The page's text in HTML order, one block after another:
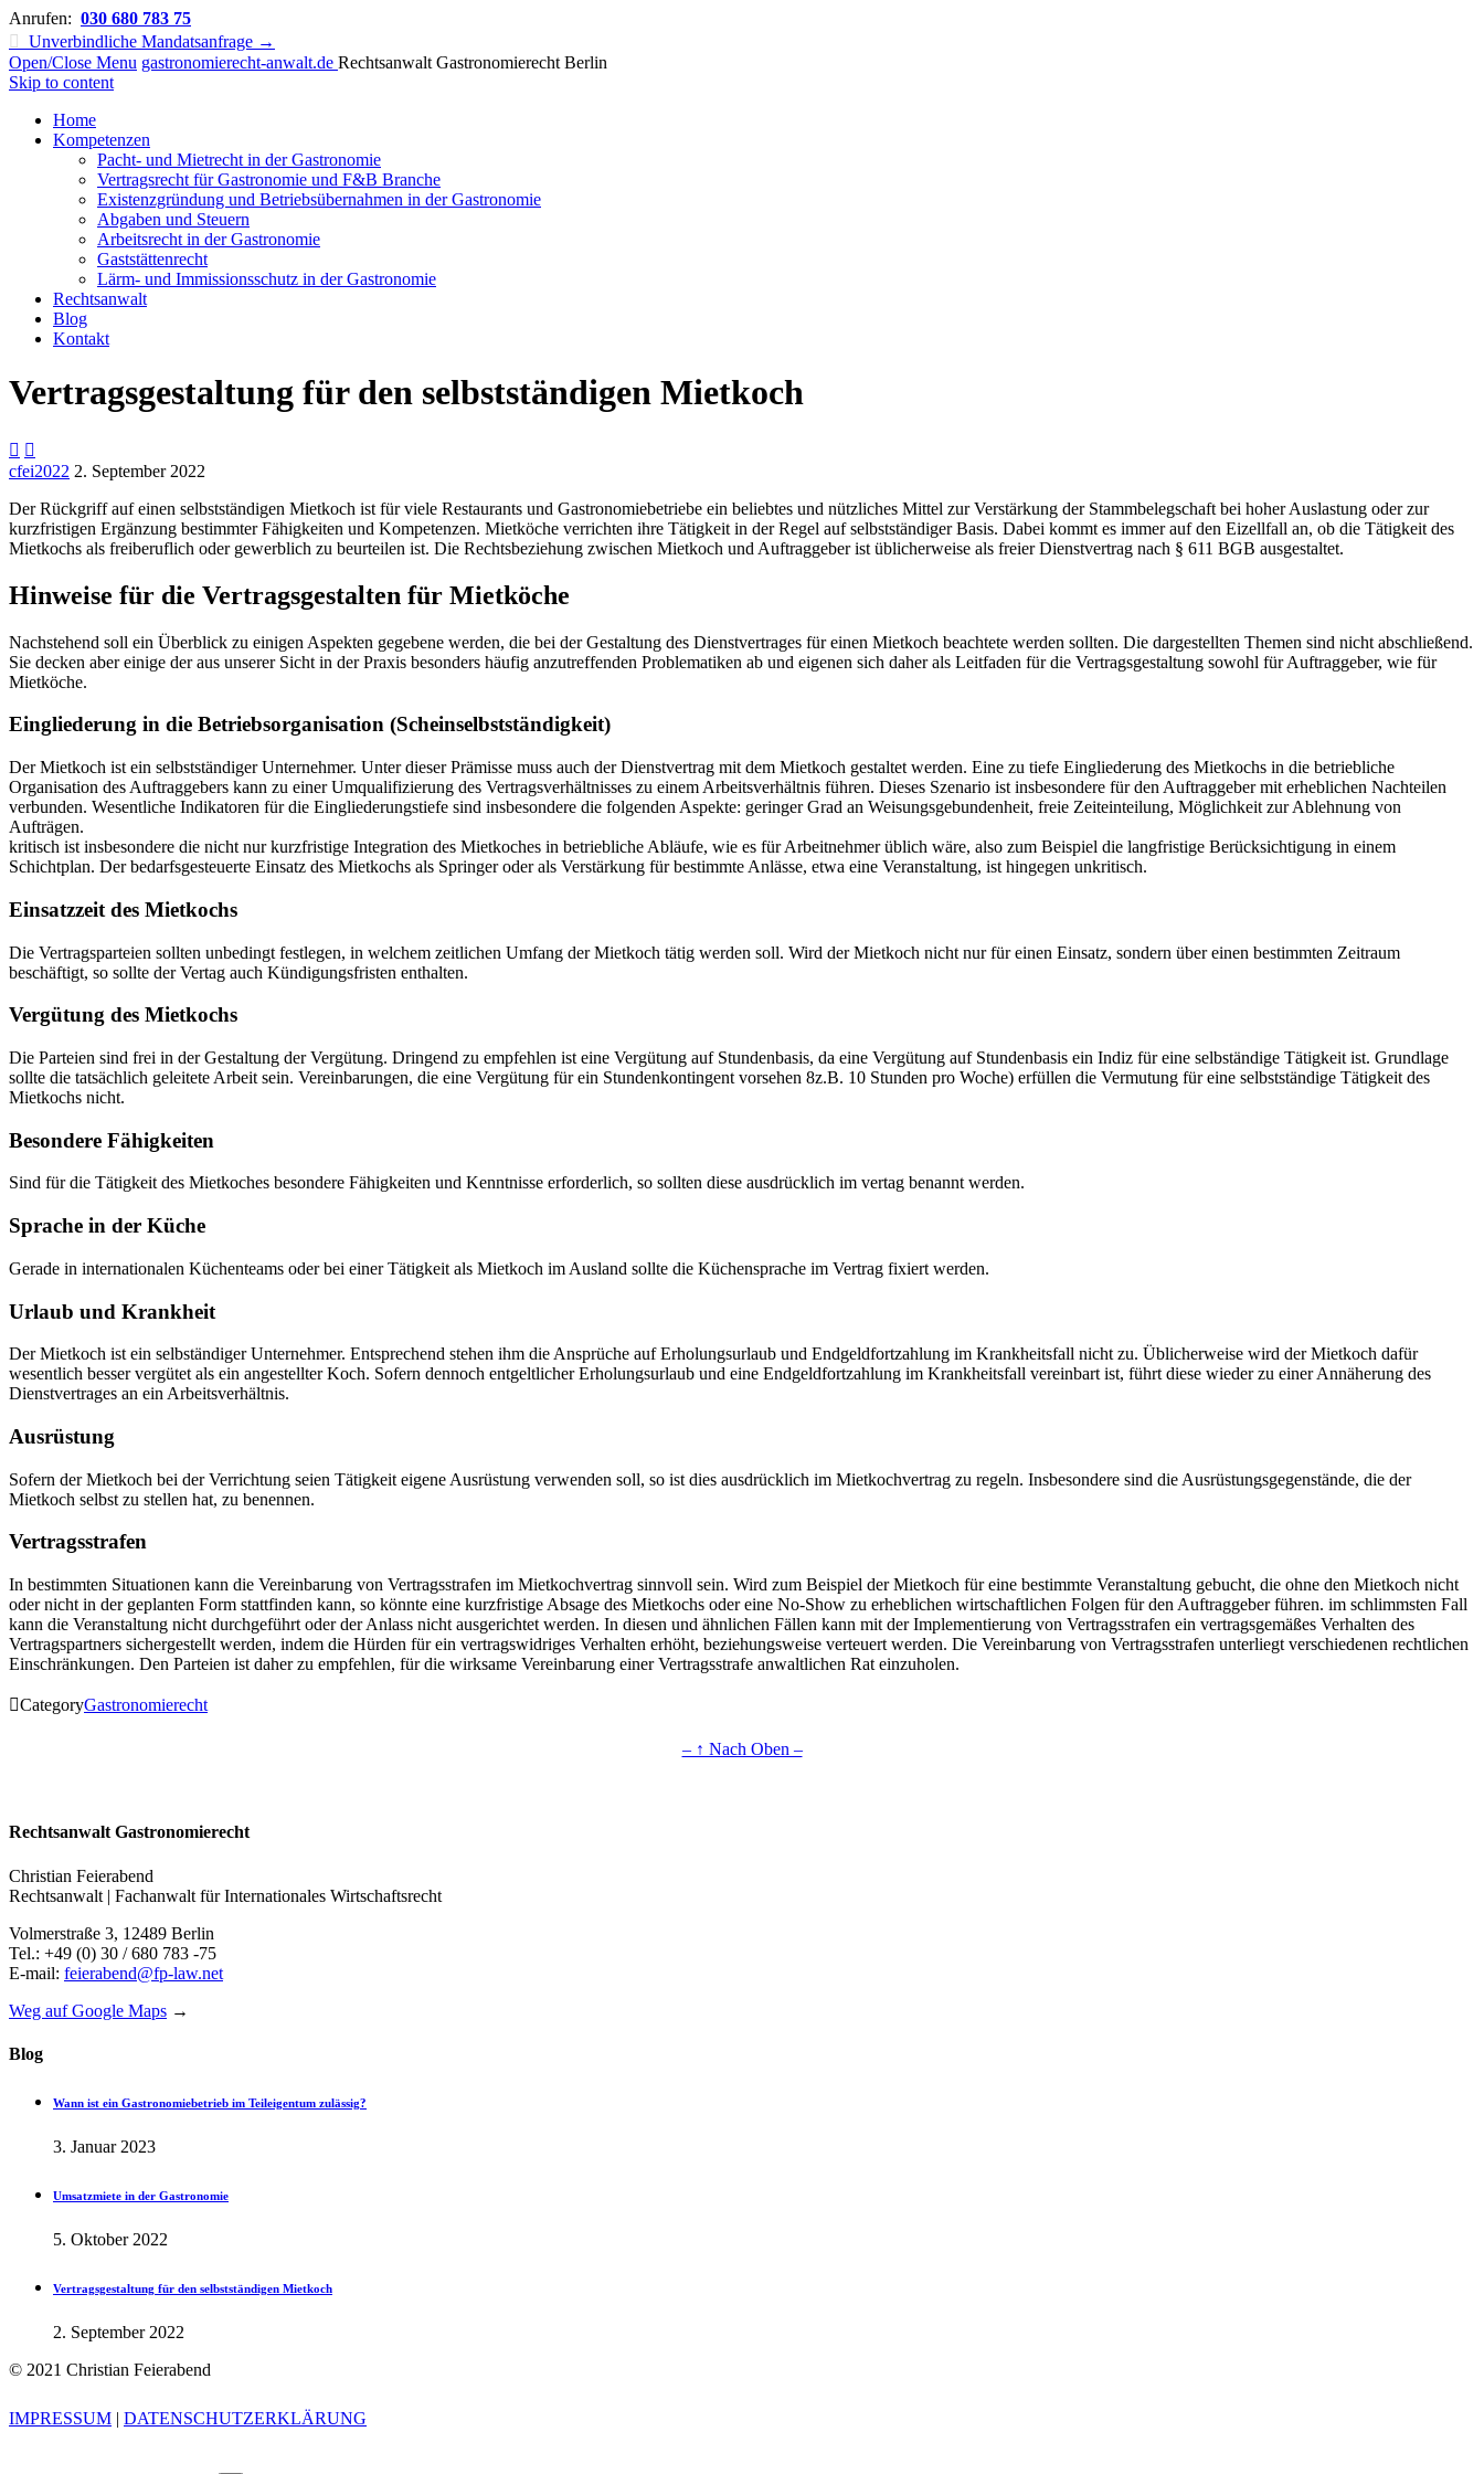
Anrufen: 030 680 783 75

Unverbindliche Mandatsanfrage →
Open/Close Menu gastronomierecht-anwalt.de Rechtsanwalt Gastronomierecht Berlin
Skip to content
Home
Kompetenzen
Pacht- und Mietrecht in der Gastronomie
Vertragsrecht für Gastronomie und F&B Branche
Existenzgründung und Betriebsübernahmen in der Gastronomie
Abgaben und Steuern
Arbeitsrecht in der Gastronomie
Gaststättenrecht
Lärm- und Immissionsschutz in der Gastronomie
Rechtsanwalt
Blog
Kontakt
Vertragsgestaltung für den selbstständigen Mietkoch
 
cfei2022 2. September 2022
Der Rückgriff auf einen selbstständigen Mietkoch ist für viele Restaurants und Gastronomiebetriebe ein beliebtes und nützliches Mittel zur Verstärkung der Stammbelegschaft bei hoher Auslastung oder zur
kurzfristigen Ergänzung bestimmter Fähigkeiten und Kompetenzen. Mietköche verrichten ihre Tätigkeit in der Regel auf selbstständiger Basis. Dabei kommt es immer auf den Eizellfall an, ob die Tätigkeit des
Mietkochs als freiberuflich oder gewerblich zu beurteilen ist. Die Rechtsbeziehung zwischen Mietkoch und Auftraggeber ist üblicherweise als freier Dienstvertrag nach § 611 BGB ausgestaltet.
Hinweise für die Vertragsgestalten für Mietköche
Nachstehend soll ein Überblick zu einigen Aspekten gegebene werden, die bei der Gestaltung des Dienstvertrages für einen Mietkoch beachtete werden sollten. Die dargestellten Themen sind nicht abschließend.
Sie decken aber einige der aus unserer Sicht in der Praxis besonders häufig anzutreffenden Problematiken ab und eigenen sich daher als Leitfaden für die Vertragsgestaltung sowohl für Auftraggeber, wie für
Mietköche.
Eingliederung in die Betriebsorganisation (Scheinselbstständigkeit)
Der Mietkoch ist ein selbstständiger Unternehmer. Unter dieser Prämisse muss auch der Dienstvertrag mit dem Mietkoch gestaltet werden. Eine zu tiefe Eingliederung des Mietkochs in die betriebliche
Organisation des Auftraggebers kann zu einer Umqualifizierung des Vertragsverhältnisses zu einem Arbeitsverhältnis führen. Dieses Szenario ist insbesondere für den Auftraggeber mit erheblichen Nachteilen
verbunden. Wesentliche Indikatoren für die Eingliederungstiefe sind insbesondere die folgenden Aspekte: geringer Grad an Weisungsgebundenheit, freie Zeiteinteilung, Möglichkeit zur Ablehnung von
Aufträgen.
kritisch ist insbesondere die nicht nur kurzfristige Integration des Mietkoches in betriebliche Abläufe, wie es für Arbeitnehmer üblich wäre, also zum Beispiel die langfristige Berücksichtigung in einem
Schichtplan. Der bedarfsgesteuerte Einsatz des Mietkochs als Springer oder als Verstärkung für bestimmte Anlässe, etwa eine Veranstaltung, ist hingegen unkritisch.
Einsatzzeit des Mietkochs
Die Vertragsparteien sollten unbedingt festlegen, in welchem zeitlichen Umfang der Mietkoch tätig werden soll. Wird der Mietkoch nicht nur für einen Einsatz, sondern über einen bestimmten Zeitraum
beschäftigt, so sollte der Vertag auch Kündigungsfristen enthalten.
Vergütung des Mietkochs
Die Parteien sind frei in der Gestaltung der Vergütung. Dringend zu empfehlen ist eine Vergütung auf Stundenbasis, da eine Vergütung auf Stundenbasis ein Indiz für eine selbständige Tätigkeit ist. Grundlage
sollte die tatsächlich geleitete Arbeit sein. Vereinbarungen, die eine Vergütung für ein Stundenkontingent vorsehen 8z.B. 10 Stunden pro Woche) erfüllen die Vermutung für eine selbstständige Tätigkeit des
Mietkochs nicht.
Besondere Fähigkeiten
Sind für die Tätigkeit des Mietkoches besondere Fähigkeiten und Kenntnisse erforderlich, so sollten diese ausdrücklich im vertag benannt werden.
Sprache in der Küche
Gerade in internationalen Küchenteams oder bei einer Tätigkeit als Mietkoch im Ausland sollte die Küchensprache im Vertrag fixiert werden.
Urlaub und Krankheit
Der Mietkoch ist ein selbständiger Unternehmer. Entsprechend stehen ihm die Ansprüche auf Erholungsurlaub und Endgeldfortzahlung im Krankheitsfall nicht zu. Üblicherweise wird der Mietkoch dafür
wesentlich besser vergütet als ein angestellter Koch. Sofern dennoch entgeltlicher Erholungsurlaub und eine Endgeldfortzahlung im Krankheitsfall vereinbart ist, führt diese wieder zu einer Annäherung des
Dienstvertrages an ein Arbeitsverhältnis.
Ausrüstung
Sofern der Mietkoch bei der Verrichtung seien Tätigkeit eigene Ausrüstung verwenden soll, so ist dies ausdrücklich im Mietkochvertrag zu regeln. Insbesondere sind die Ausrüstungsgegenstände, die der
Mietkoch selbst zu stellen hat, zu benennen.
Vertragsstrafen
In bestimmten Situationen kann die Vereinbarung von Vertragsstrafen im Mietkochvertrag sinnvoll sein. Wird zum Beispiel der Mietkoch für eine bestimmte Veranstaltung gebucht, die ohne den Mietkoch nicht
oder nicht in der geplanten Form stattfinden kann, so könnte eine kurzfristige Absage des Mietkochs oder eine No-Show zu erheblichen wirtschaftlichen Folgen für den Auftraggeber führen. im schlimmsten Fall
kann die Veranstaltung nicht durchgeführt oder der Anlass nicht ausgerichtet werden. In diesen und ähnlichen Fällen kann mit der Implementierung von Vertragsstrafen ein vertragsgemäßes Verhalten des
Vertragspartners sichergestellt werden, indem die Hürden für ein vertragswidriges Verhalten erhöht, beziehungsweise verteuert werden. Die Vereinbarung von Vertragsstrafen unterliegt verschiedenen rechtlichen
Einschränkungen. Den Parteien ist daher zu empfehlen, für die wirksame Vereinbarung einer Vertragsstrafe anwaltlichen Rat einzuholen.
CategoryGastronomierecht
– ↑ Nach Oben –
Rechtsanwalt Gastronomierecht
Christian Feierabend
Rechtsanwalt | Fachanwalt für Internationales Wirtschaftsrecht
Volmerstraße 3, 12489 Berlin
Tel.: +49 (0) 30 / 680 783 -75
E-mail: feierabend@fp-law.net
Weg auf Google Maps →
Blog
Wann ist ein Gastronomiebetrieb im Teileigentum zulässig?
3. Januar 2023
Umsatzmiete in der Gastronomie
5. Oktober 2022
Vertragsgestaltung für den selbstständigen Mietkoch
2. September 2022
© 2021 Christian Feierabend
IMPRESSUM | DATENSCHUTZERKLÄRUNG